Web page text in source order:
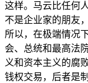
这样。马云比任何
不是企业家的朋友
所以，在极端情况
会、总统和最高法
义和资本主义的腐
钱权交易，后者是